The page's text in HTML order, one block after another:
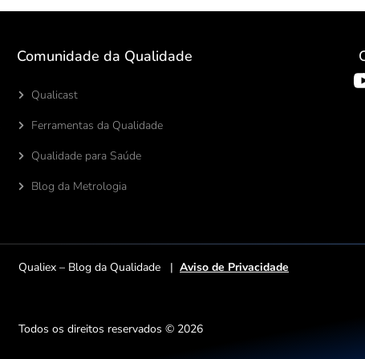
Comunidade da Qualidade
Qualicast
Ferramentas da Qualidade
Qualidade para Saúde
Blog da Metrologia
Qualiex – Blog da Qualidade | Aviso de Privacidade
Todos os direitos reservados © 2026